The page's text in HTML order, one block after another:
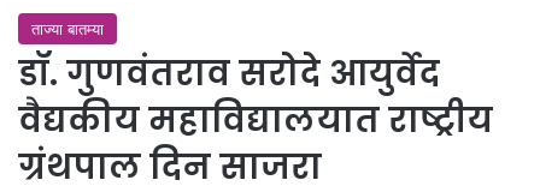
ताज्या बातम्या
डॉ. गुणवंतराव सरोदे आयुर्वेद
वैद्यकीय महाविद्यालयात राष्ट्रीय
ग्रंथपाल दिन साजरा